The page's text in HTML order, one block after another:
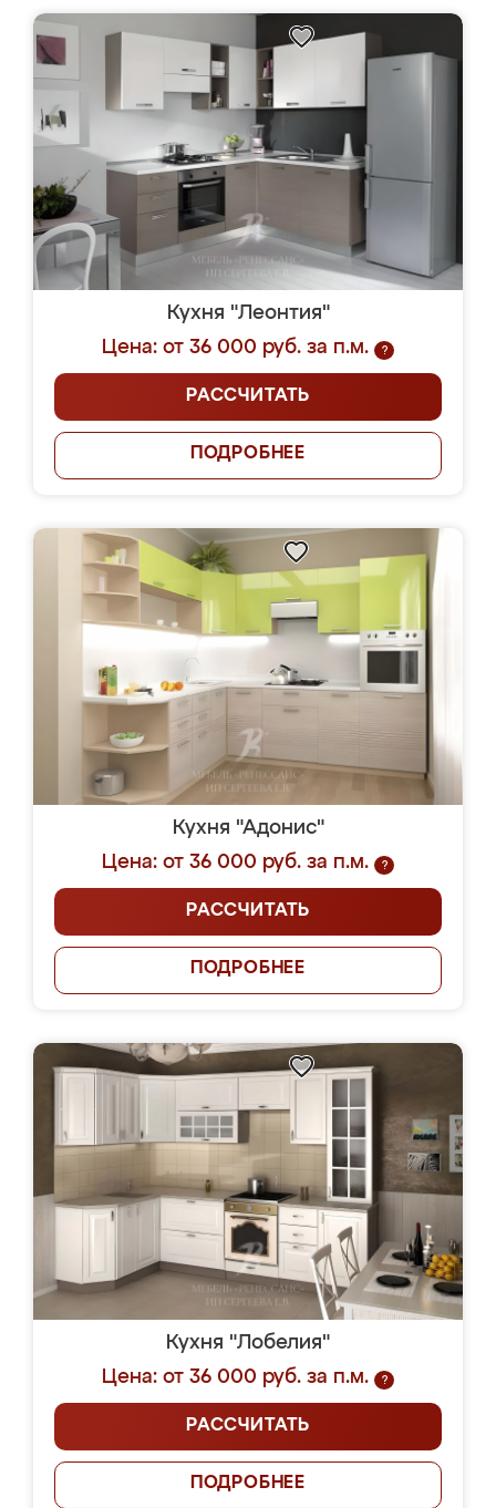
Кухня "Леонтия"
Цена: от 36 000 руб. за п.м.
?
РАССЧИТАТЬ
ПОДРОБНЕЕ
Кухня "Адонис"
Цена: от 36 000 руб. за п.м.
?
РАССЧИТАТЬ
ПОДРОБНЕЕ
Кухня "Лобелия"
Цена: от 36 000 руб. за п.м.
?
РАССЧИТАТЬ
ПОДРОБНЕЕ